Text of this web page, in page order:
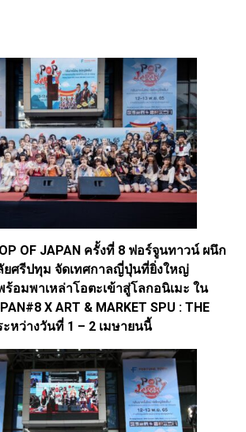
OF JAPAN ครั้งที่ 8 ฟอร์จูนทาวน์ ผนึก
ยศรีปทุม จัดเทศกาลญี่ปุ่นที่ยิ่งใหญ่
อมพาเหล่าโอตะเข้าสู่โลกอนิเมะ ใน
X ART & MARKET SPU : THE
ะหว่างวันที่ 1 – 2 เมษายนนี้